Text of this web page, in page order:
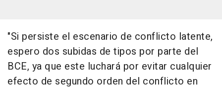
"Si persiste el escenario de conflicto latente,
espero dos subidas de tipos por parte del
BCE, ya que este luchará por evitar cualquier
efecto de segundo orden del conflicto en